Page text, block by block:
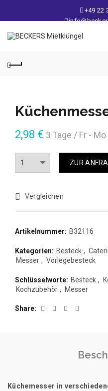
+49 22
Lager:
Mo - Fr: 9 –
2,98 € 3 Tage / Fr - Mo
ZUR
Vergleichen
Artikelnummer: B32116
Kategorien: Besteck ,
Messer , Vorlegebesteck
Schlüsselworte: Besteck ,
Kochzubehör , Messer
Share
Küchemesser in